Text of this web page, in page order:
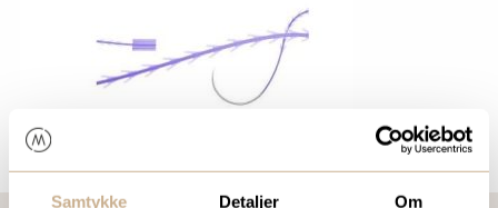
Samtykke Detaljer Om